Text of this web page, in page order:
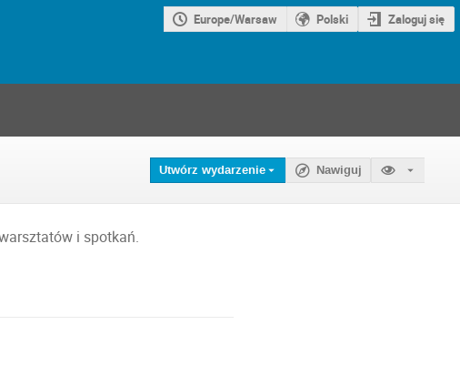
Europe/Warsaw Polski Zaloguj się
Utwórz wydarzenie Nawiguj
i spotkań.